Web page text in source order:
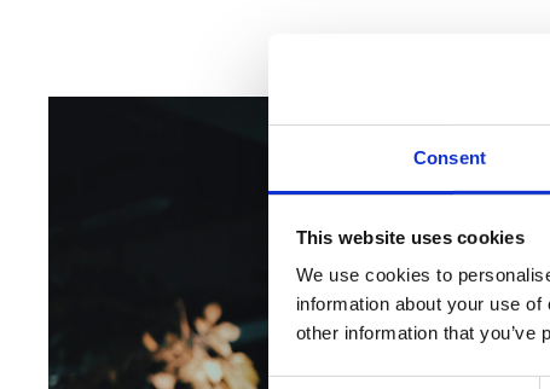
Consent
This website uses cookies
We use cookies to
information about your use
other information that you’ve